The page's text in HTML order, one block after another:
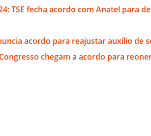
TSE fecha acordo com Anatel para
acordo para reajustar auxílio de
chegam a acordo para